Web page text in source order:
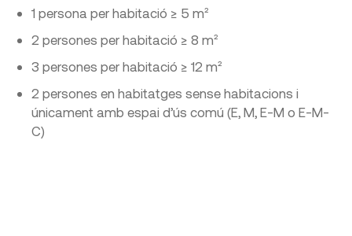
1 persona per habitació ≥ 5 m²
2 persones per habitació ≥ 8 m²
3 persones per habitació ≥ 12 m²
2 persones en habitatges sense habitacions i
únicament amb espai d’ús comú (E, M, E-M o E-M-
C)